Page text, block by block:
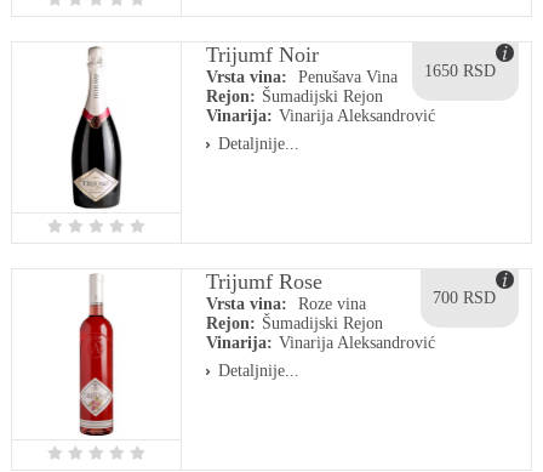
1650 RSD
Trijumf Noir
Vrsta vina:
Penušava Vina
Rejon: Šumadijski Rejon
Vinarija: Vinarija Aleksandrović
Detaljnije...
700 RSD
Trijumf Rose
Vrsta vina:
Roze vina
Rejon: Šumadijski Rejon
Vinarija: Vinarija Aleksandrović
Detaljnije...